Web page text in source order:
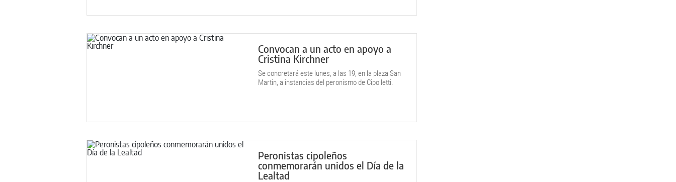
Convocan a un acto en apoyo a
Cristina Kirchner
Se concretará este lunes, a las 19, en la plaza San
Martin, a instancias del peronismo de Cipolletti.
Peronistas cipoleños
conmemorarán unidos el Día de la
Lealtad